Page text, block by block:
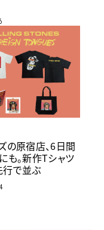
の原宿店、6日間
も。新作Tシャツ
で並ぶ